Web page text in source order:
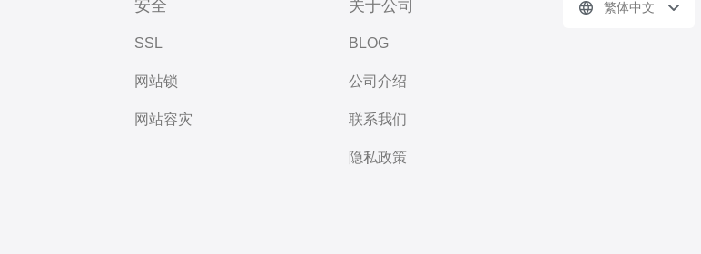
安全
SSL
网站锁
网站容灾
关于公司
BLOG
公司介绍
联系我们
隐私政策
繁体中文